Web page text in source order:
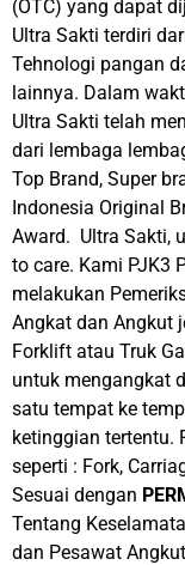
(OTC) yang dapat
Ultra Sakti terdiri
Tehnologi pangan
lainnya. Dalam
Ultra Sakti telah
dari lembaga
Top Brand, Super
Indonesia Original
Award. Ultra Sakti,
to care. Kami PJK3
melakukan
Angkat dan Angkut
Forklift atau Truk
untuk mengangkat
satu tempat ke
ketinggian tertentu.
seperti : Fork,
Sesuai dengan
Tentang
dan Pesawat